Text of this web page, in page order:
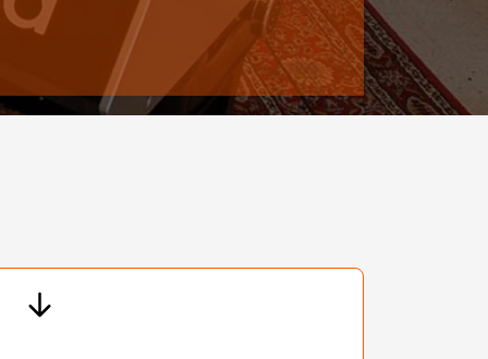
1000 ₽ Заказать
Заказать
1000 ₽